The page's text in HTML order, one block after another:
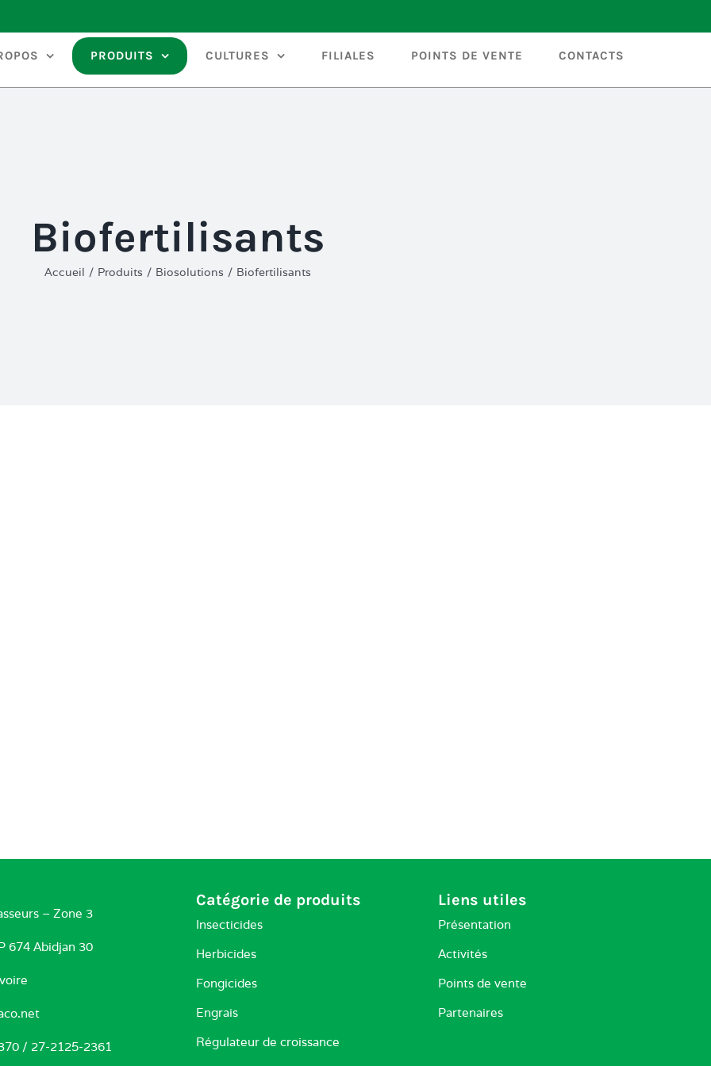
PRODUITS CULTURES FILIALES POINTS DE VENTE CONTACTS
Biofertilisants
Accueil / Produits / Biosolutions / Biofertilisants
– Zone 3
674 Abidjan 30
/ 27-2125-2361
Catégorie de produits
Insecticides
Herbicides
Fongicides
Engrais
Régulateur de croissance
Liens utiles
Présentation
Activités
Points de vente
Partenaires